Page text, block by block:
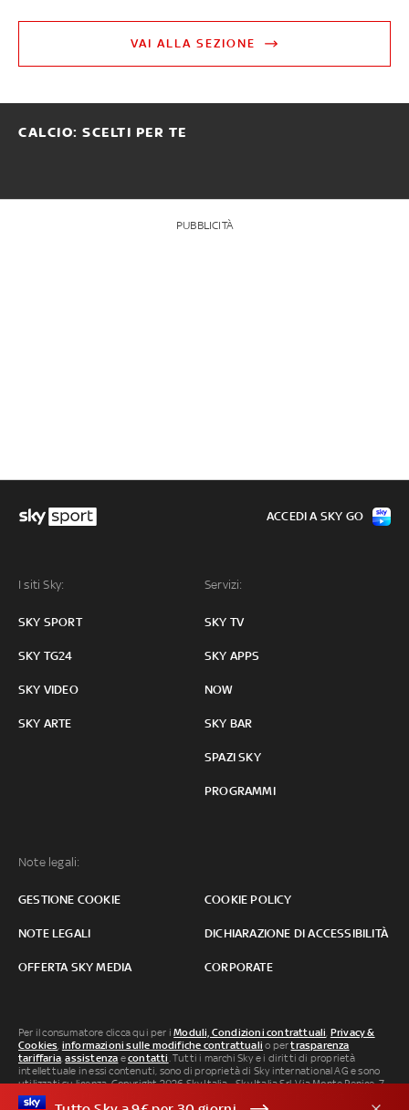
VAI ALLA SEZIONE
CALCIO: SCELTI PER TE
PUBBLICITÀ
I siti Sky:
SKY SPORT
SKY TG24
SKY VIDEO
SKY ARTE
Servizi:
SKY TV
SKY APPS
NOW
SKY BAR
SPAZI SKY
PROGRAMMI
Note legali:
GESTIONE COOKIE COOKIE POLICY
NOTE LEGALI DICHIARAZIONE DI ACCESSIBILITÀ
OFFERTA SKY MEDIA CORPORATE
ACCEDI A SKY GO
Per il consumatore clicca qui per iModuli, Condizioni contrattuali, Privacy &
Cookies, informazioni sulle modifiche contrattuali o pertrasparenza
tariffaria,assistenza econtatti. Tutti i marchi Sky e i diritti di proprietà
intellettuale in essi contenuti, sono di proprietà di Sky international AG e sono
utilizzati su licenza. Copyright 2026 Sky Italia - Sky Italia Srl Via Monte Penice, 7 -
20138 Milano P.IVA 04619241005. SkyTG24: ISSN 3035-1537 e SkySport: ISSN